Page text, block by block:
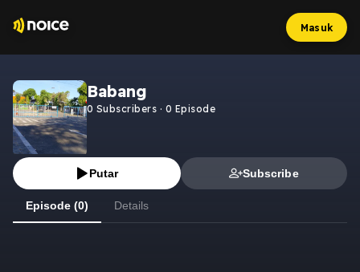
Masuk
Babang
0 Subscribers · 0 Episode
Putar Subscribe
Episode (0) Details